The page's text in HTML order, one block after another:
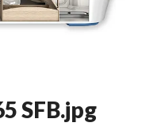
SFB.jpg